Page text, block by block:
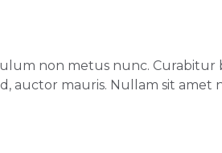
non metus nunc. Curabitur
auctor mauris. Nullam sit amet